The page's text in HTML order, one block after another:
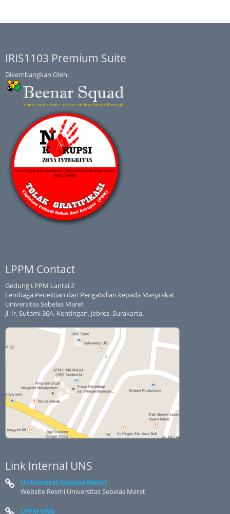
IRIS1103 Premium Suite
Dikembangkan Oleh:
LPPM Contact
Gedung LPPM Lantai 2
Lembaga Penelitian dan Pengabdian kepada Masyrakat
Universitas Sebelas Maret
Jl. Ir. Sutami 36A, Kentingan, Jebres, Surakarta.
Link Internal UNS
Universitas Sebelas Maret
Website Resmi Universitas Sebelas Maret
LPPM UNS